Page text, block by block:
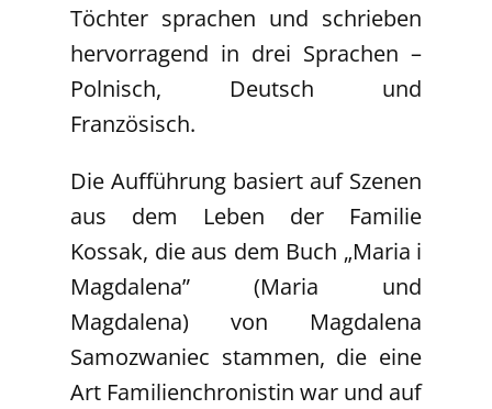
Töchter sprachen und schrieben
hervorragend in drei Sprachen –
Polnisch, Deutsch und
Französisch.
Die Aufführung basiert auf Szenen
aus dem Leben der Familie
Kossak, die aus dem Buch „Maria i
Magdalena” (Maria und
Magdalena) von Magdalena
Samozwaniec stammen, die eine
Art Familienchronistin war und auf